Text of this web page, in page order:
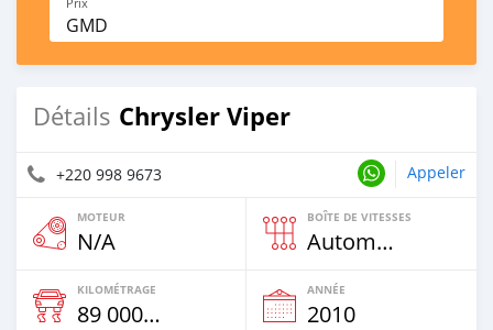
GMD
Détails Chrysler Viper
+220 998 9673 Appeler
MOTEUR
N/A
BOÎTE DE VITESSES
Automatique
KILOMÉTRAGE
89 000 Km
ANNÉE
2010